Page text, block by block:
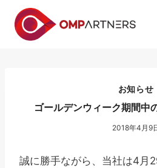
お知らせ
ゴールデンウィーク期間中
2018年4月9
誠に勝手ながら、当社は4月